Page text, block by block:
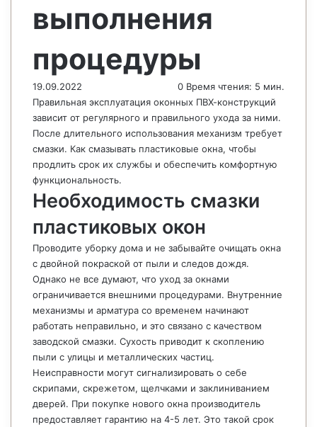
выполнения
процедуры
19.09.2022 0 Время чтения: 5 мин.
Правильная эксплуатация оконных ПВХ-конструкций
зависит от регулярного и правильного ухода за ними.
После длительного использования механизм требует
смазки. Как смазывать пластиковые окна, чтобы
продлить срок их службы и обеспечить комфортную
функциональность.
Необходимость смазки
пластиковых окон
Проводите уборку дома и не забывайте очищать окна
с двойной покраской от пыли и следов дождя.
Однако не все думают, что уход за окнами
ограничивается внешними процедурами. Внутренние
механизмы и арматура со временем начинают
работать неправильно, и это связано с качеством
заводской смазки. Сухость приводит к скоплению
пыли с улицы и металлических частиц.
Неисправности могут сигнализировать о себе
скрипами, скрежетом, щелчками и заклиниванием
дверей. При покупке нового окна производитель
предоставляет гарантию на 4-5 лет. Это такой срок